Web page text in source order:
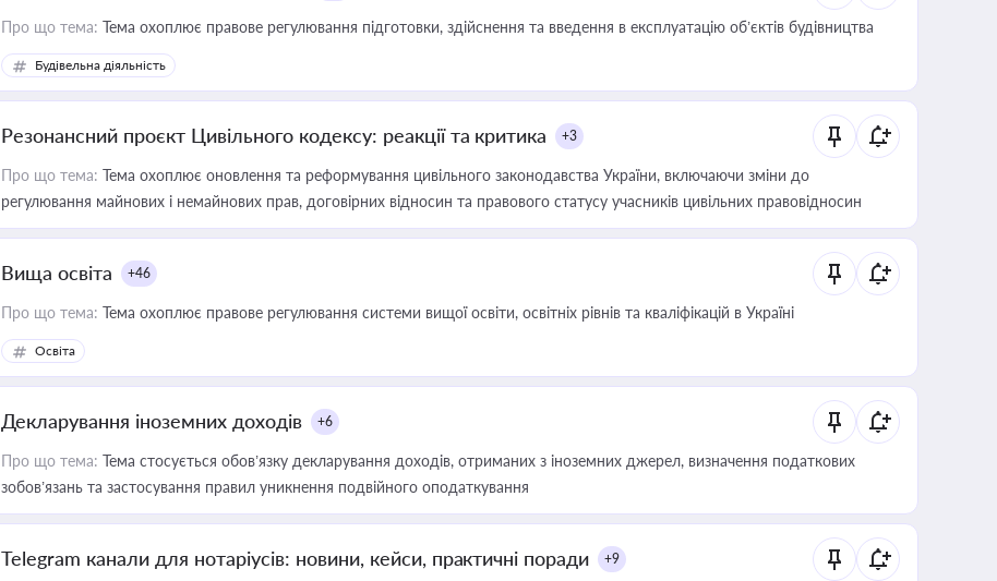
Про що тема: Тема охоплює правове регулювання підготовки, здійснення та введення в експлуатацію об’єктів будівництва
Будівельна діяльність
Резонансний проєкт Цивільного кодексу: реакції та критика +3
Про що тема: Тема охоплює оновлення та реформування цивільного законодавства України, включаючи зміни до
регулювання майнових і немайнових прав, договірних відносин та правового статусу учасників цивільних правовідносин
Вища освіта +46
Про що тема: Тема охоплює правове регулювання системи вищої освіти, освітніх рівнів та кваліфікацій в Україні
Освіта
Декларування іноземних доходів +6
Про що тема: Тема стосується обов’язку декларування доходів, отриманих з іноземних джерел, визначення податкових
зобов’язань та застосування правил уникнення подвійного оподаткування
Telegram канали для нотаріусів: новини, кейси, практичні поради +9